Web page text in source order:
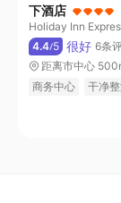
下酒店
4.4/5 很好 6条
距离市中心
商务中心
干净